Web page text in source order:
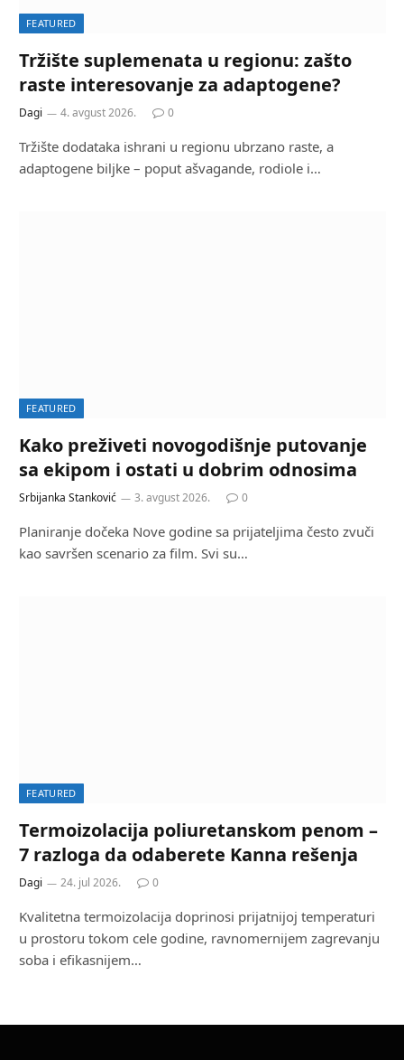
FEATURED
Tržište suplemenata u regionu: zašto
raste interesovanje za adaptogene?
Dagi 4. avgust 2026. 0
Tržište dodataka ishrani u regionu ubrzano raste, a
adaptogene biljke – poput ašvagande, rodiole i…
FEATURED
Kako preživeti novogodišnje putovanje
sa ekipom i ostati u dobrim odnosima
Srbijanka Stanković 3. avgust 2026. 0
Planiranje dočeka Nove godine sa prijateljima često zvuči
kao savršen scenario za film. Svi su…
FEATURED
Termoizolacija poliuretanskom penom –
7 razloga da odaberete Kanna rešenja
Dagi 24. jul 2026. 0
Kvalitetna termoizolacija doprinosi prijatnijoj temperaturi
u prostoru tokom cele godine, ravnomernijem zagrevanju
soba i efikasnijem…